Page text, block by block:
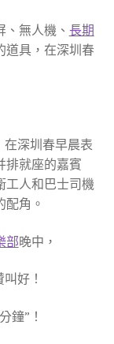
無人機、 長期
道具，在深圳春
在深圳春早晨表
排就座的嘉賓
工人和巴士司機
角。
部晚中，
好！
鐘”！